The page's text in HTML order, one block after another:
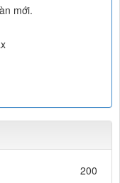
mới.
200